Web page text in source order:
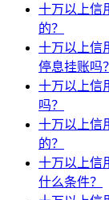
十万以上信
的？
十万以上信
停息挂账吗？
十万以上信
吗？
十万以上信
的？
十万以上信
什么条件？